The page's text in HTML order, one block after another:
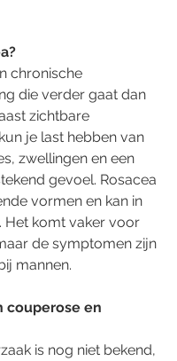
chronische
die verder gaat dan
zichtbare
je last hebben van
zwellingen en een
gevoel. Rosacea
vormen en kan in
Het komt vaker voor
de symptomen zijn
mannen.
couperose en
is nog niet bekend,